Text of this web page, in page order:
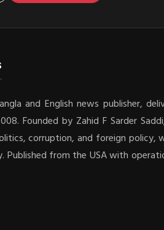
and English news publisher,
Founded by Zahid F Sarder
corruption, and foreign policy,
from the USA with